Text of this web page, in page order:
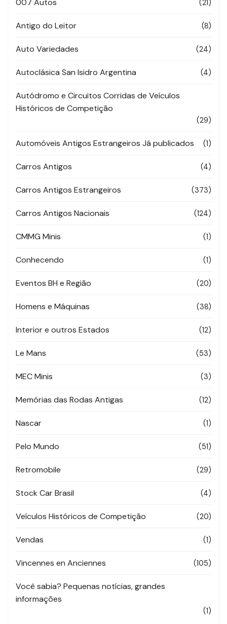
007 Autos (21)
Antigo do Leitor (8)
Auto Variedades (24)
Autoclásica San Isidro Argentina (4)
Autódromo e Circuitos Corridas de Veículos
Históricos de Competição
(29)
Automóveis Antigos Estrangeiros Já publicados (1)
Carros Antigos (4)
Carros Antigos Estrangeiros (373)
Carros Antigos Nacionais (124)
CMMG Minis (1)
Conhecendo (1)
Eventos BH e Região (20)
Homens e Máquinas (38)
Interior e outros Estados (12)
Le Mans (53)
MEC Minis (3)
Memórias das Rodas Antigas (12)
Nascar (1)
Pelo Mundo (51)
Retromobile (29)
Stock Car Brasil (4)
Veículos Históricos de Competição (20)
Vendas (1)
Vincennes en Anciennes (105)
Você sabia? Pequenas notícias, grandes
informações
(1)